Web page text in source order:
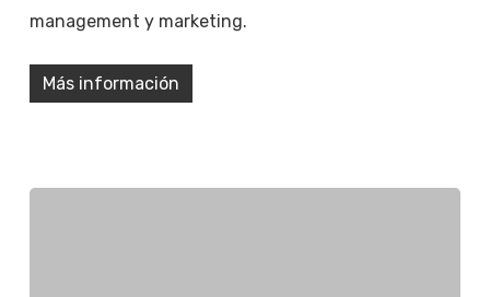
management y marketing.
Más información